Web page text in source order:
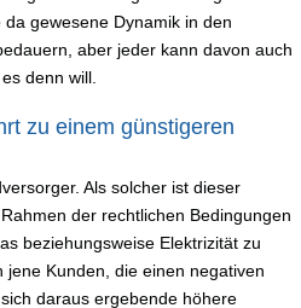
gewesene Dynamik in den
aber jeder kann davon auch
denn will.
zu einem günstigeren
Als solcher ist dieser
der rechtlichen Bedingungen
beziehungsweise Elektrizität zu
Kunden, die einen negativen
daraus ergebende höhere